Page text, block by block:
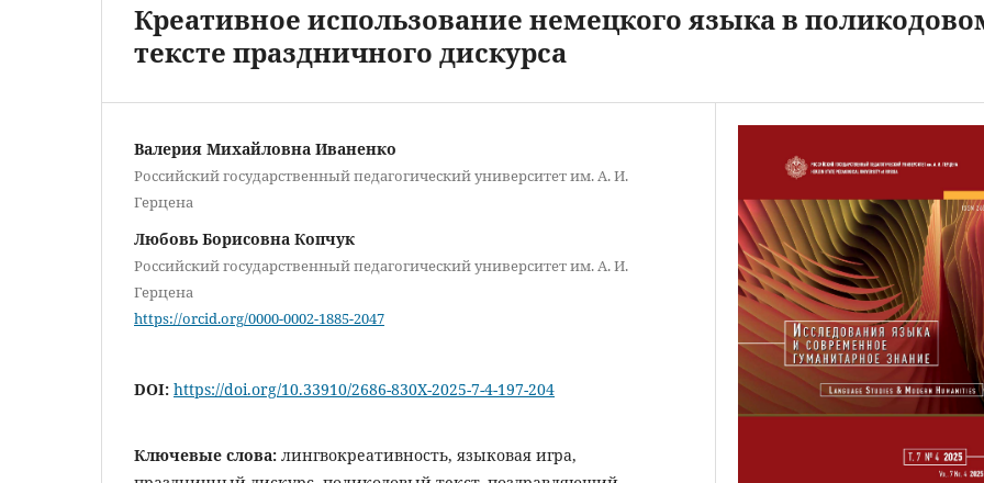
Креативное использование немецкого языка в
тексте праздничного дискурса
Валерия Михайловна Иваненко
Российский государственный педагогический университет им. А. И.
Герцена
Любовь Борисовна Копчук
Российский государственный педагогический университет им. А. И.
Герцена
https://orcid.org/0000-0002-1885-2047
DOI: https://doi.org/10.33910/2686-830X-2025-7-4-197-204
Ключевые слова: лингвокреативность, языковая игра,